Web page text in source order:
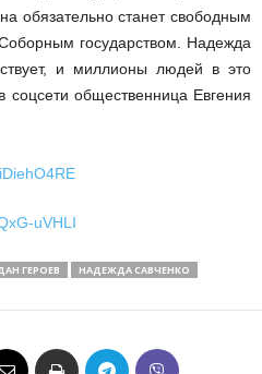
обязательно станет свободным
государством. Надежда
и миллионы людей в это
общественница Евгения
ГЕРОЕВ
НАДЕЖДА САВЧЕНКО